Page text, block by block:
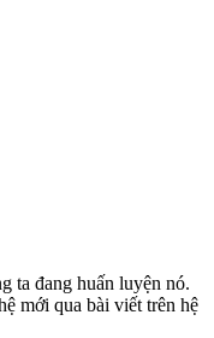
ta đang huấn luyện nó.
mới qua bài viết trên hệ